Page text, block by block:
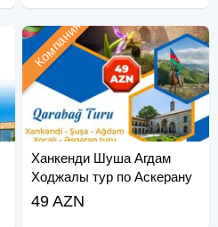
Ханкенди Шуша Агдам
Ходжалы тур по Аскерану
Компания
49 AZN